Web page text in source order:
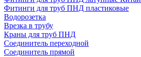
Фитинги для труб ПНД пластиковые
Водорозетка
Врезка в трубу
Краны для труб ПНД
Соединитель переходной
Соединитель прямой